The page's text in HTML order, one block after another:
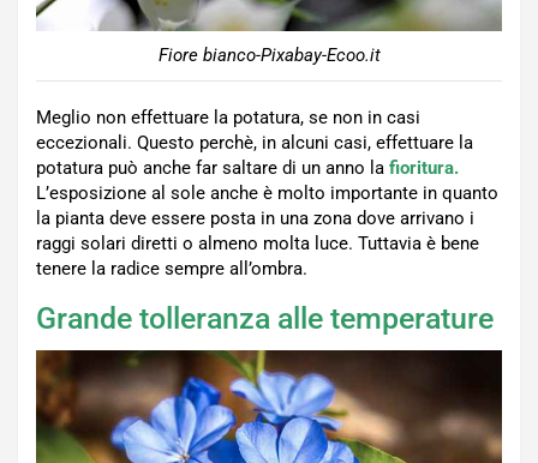
Fiore bianco-Pixabay-Ecoo.it
Meglio non effettuare la potatura, se non in casi
eccezionali. Questo perchè, in alcuni casi, effettuare la
potatura può anche far saltare di un anno la fioritura.
L’esposizione al sole anche è molto importante in quanto
la pianta deve essere posta in una zona dove arrivano i
raggi solari diretti o almeno molta luce. Tuttavia è bene
tenere la radice sempre all’ombra.
Grande tolleranza alle temperature